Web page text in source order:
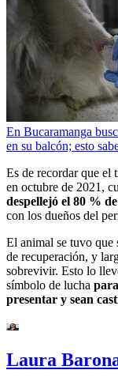
En Bucaramanga
en su balcón; esto
Es de recordar que el
en octubre de 2021,
despellejó el 80 %
con los dueños del
El animal se tuvo que
de recuperación, y
sobrevivir. Esto lo
símbolo de lucha
presentar y sean
Laura